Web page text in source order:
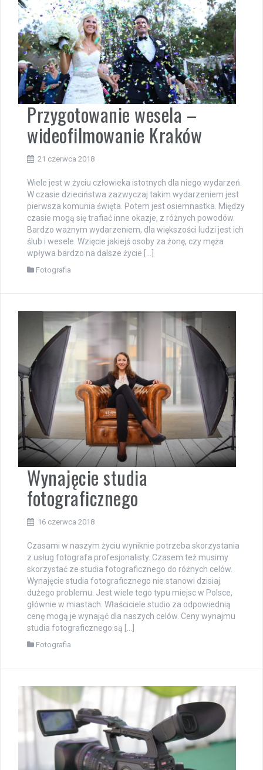
Przygotowanie wesela –
wideofilmowanie Kraków
21 czerwca 2018
Wiele jest w życiu człowieka istotnych dla niego wydarzeń.
W czasie dzieciństwa zazwyczaj takim wydarzeniem jest
pierwsza komunia święta. Potem jest osiemnastka. Między
czasie mogą się trafiać inne okazje, z różnych powodów.
Bardzo ważnym wydarzeniem, dla większości ludzi jest ich
ślub i wesele. Wzięcie jakiejś osoby za żonę, czy męża
wpływa bardzo na dalsze życie […]
Fotografia
Wynajęcie studia
fotograficznego
16 czerwca 2018
Czasami w naszym życiu wyniknie potrzeba skorzystania
z usług fotografa profesjonalisty. Czasem też musimy
skorzystać ze studia fotograficznego do różnych celów.
Wynajęcie studia fotograficznego nie stanowi dzisiaj
dużego problemu. Jest wiele tego typu miejsc w Polsce,
głównie w miastach. Właściciele studio za odpowiednią
cenę mogą je wynająć dla naszych celów. Ceny wynajmu
studia fotograficznego są […]
Fotografia